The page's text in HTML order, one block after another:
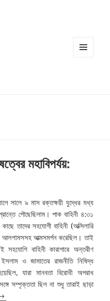
মহাবিপর্যয়:
সালে ৯ মাস রক্তক্ষয়ী যুদ্ধের মধ্য
পৌছেছিলাম। পাক বাহিনী ৪:৩১
তাদের সহযোগী বাহিনী (অক্সিলারি
আলশামসসহ আত্মসমর্পন করেছিল। তাই
সহযোগি বাহিনী কারাগারে অন্তরীণ
ও জামাতের রাজনীতি নিষিদ্ধ
যারা মানবতা বিরোধী অপরাধ
সম্পৃক্ততা ছিল না শুধু তারাই ছাড়া
মহান বিজয়ের মাসে মনুষত্বের মহাবিপর্যয়: এএন